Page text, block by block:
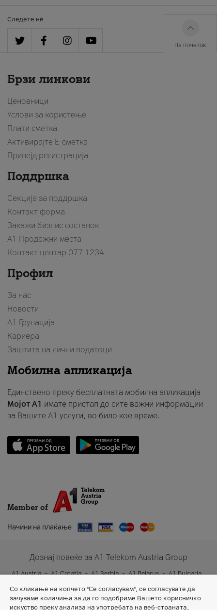
Следете нè
На почеток
Брзи линкови
Ценовници
Услови за користење
Плати сметка
Активирајте Е-сметка
Припејд регистрација
Поддршка
Секција за поддршка
Контакт форма
Закажи бизнис состанок
A1 Продажни места
Контакт центар 077 1234
Профил
За нас
Новости
А1 Групација
Кариера
Заштита на лични податоци
Мобилна апликација
Единствено преку бесплатната мобилна апликација
Мојот A1 имате пристап до сите важни информации
за Вашите A1 услуги, во било кое време.
Member of
Начини на плаќање
Дознај повеќе за A1 Telekom Austria Group
A1 Austria A1 Croatia A1 Serbia A1 Belarus
A1 Bulgaria
Со кликање на копчето "Се согласувам", се согласувате да
зачуваме колачиња за да го подобриме Вашето корисничко
искуство преку анализа на употребата на веб-страната,